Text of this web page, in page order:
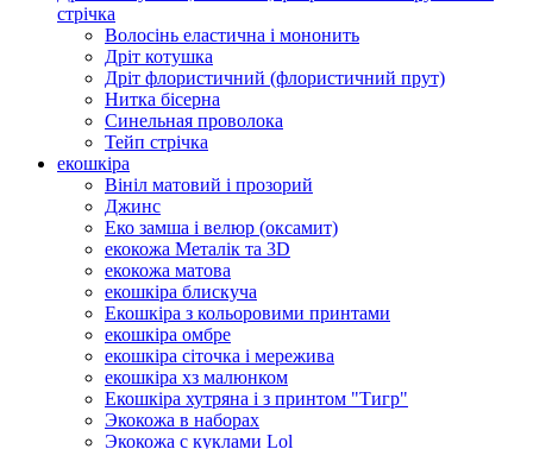
стрічка
Волосінь еластична і мононить
Дріт котушка
Дріт флористичний (флористичний прут)
Нитка бісерна
Синельная проволока
Тейп стрічка
екошкіра
Вініл матовий і прозорий
Джинс
Еко замша і велюр (оксамит)
екокожа Металік та 3D
екокожа матова
екошкіра блискуча
Екошкіра з кольоровими принтами
екошкіра омбре
екошкіра сіточка і мережива
екошкіра хз малюнком
Екошкіра хутряна і з принтом "Тигр"
Экокожа в наборах
Экокожа с куклами Lol